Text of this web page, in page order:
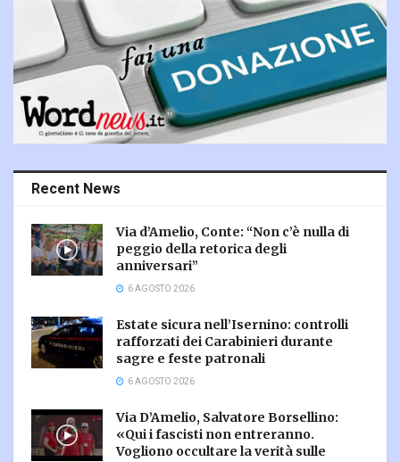
Recent News
Via d’Amelio, Conte: “Non c’è nulla di
peggio della retorica degli
anniversari”
6 AGOSTO 2026
Estate sicura nell’Isernino: controlli
rafforzati dei Carabinieri durante
sagre e feste patronali
6 AGOSTO 2026
Via D’Amelio, Salvatore Borsellino:
«Qui i fascisti non entreranno.
Vogliono occultare la verità sulle